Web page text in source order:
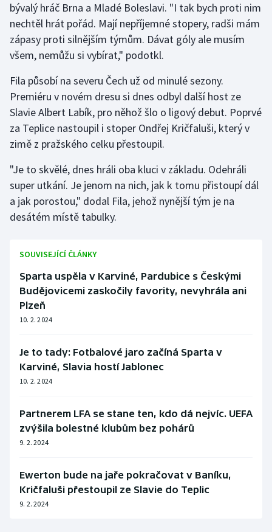
Parasport
Plavání
Plážový volejbal
Ragby
Rychlobruslení
Short track
Sportovní střelba
Stolní tenis
Triatlon
Veslování
Volejbal
bývalý hráč Brna a Mladé Boleslavi. "I tak bych proti nim
nechtěl hrát pořád. Mají nepříjemné stopery, radši mám
zápasy proti silnějším týmům. Dávat góly ale musím
všem, nemůžu si vybírat," podotkl.
Fila působí na severu Čech už od minulé sezony.
Premiéru v novém dresu si dnes odbyl další host ze
Slavie Albert Labík, pro něhož šlo o ligový debut. Poprvé
za Teplice nastoupil i stoper Ondřej Kričfaluši, který v
zimě z pražského celku přestoupil.
"Je to skvělé, dnes hráli oba kluci v základu. Odehráli
super utkání. Je jenom na nich, jak k tomu přistoupí dál
a jak porostou," dodal Fila, jehož nynější tým je na
desátém místě tabulky.
SOUVISEJÍCÍ ČLÁNKY
Sparta uspěla v Karviné, Pardubice s Českými
Budějovicemi zaskočily favority, nevyhrála ani
Plzeň
10. 2. 2024
Je to tady: Fotbalové jaro začíná Sparta v
Karviné, Slavia hostí Jablonec
10. 2. 2024
Partnerem LFA se stane ten, kdo dá nejvíc. UEFA
zvýšila bolestné klubům bez pohárů
9. 2. 2024
Ewerton bude na jaře pokračovat v Baníku,
Kričfaluši přestoupil ze Slavie do Teplic
9. 2. 2024